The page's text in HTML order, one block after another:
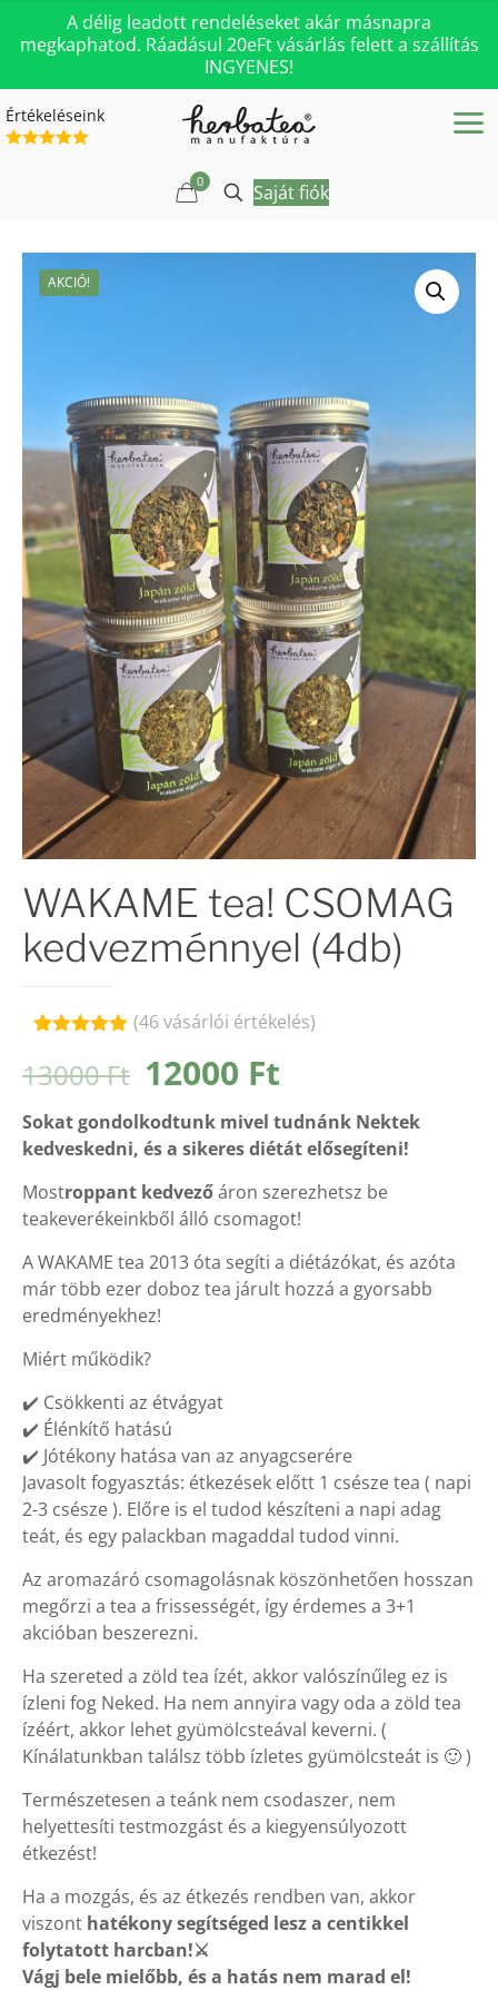
A délig leadott rendeléseket akár másnapra
megkaphatod. Ráadásul 20eFt vásárlás felett a szállítás
INGYENES!
Értékeléseink
0 Saját fiók
AKCIÓ!
WAKAME tea! CSOMAG
kedvezménnyel (4db)
4.93az 5-
ből,
alapján
(46vásárlói értékelés)
13000Ft Original
price
was:
13000 Ft.
12000 Ft
price
is:
12000 Ft.
Sokat gondolkodtunk mivel tudnánk Nektek
kedveskedni, és a sikeres diétát elősegíteni!
Mostroppant kedvezőáron szerezhetsz be
teakeverékeinkből álló csomagot!
A WAKAME tea 2013 óta segíti a diétázókat, és azóta
már több ezer doboz tea járult hozzá a gyorsabb
eredményekhez!
Miért működik?
✔️ Csökkenti az étvágyat
✔️ Élénkítő hatású
✔️ ️Jótékony hatása van az anyagcserére
Javasolt fogyasztás: étkezések előtt 1 csésze tea ( napi
2-3 csésze ). Előre is el tudod készíteni a napi adag
teát, és egy palackban magaddal tudod vinni.
Az aromazáró csomagolásnak köszönhetően hosszan
megőrzi a tea a frissességét, így érdemes a 3+1
akcióban beszerezni.
Ha szereted a zöld tea ízét, akkor valószínűleg ez is
ízleni fog Neked. Ha nem annyira vagy oda a zöld tea
ízéért, akkor lehet gyümölcsteával keverni. (
Kínálatunkban találsz több ízletes gyümölcsteát is 🙂 )
Természetesen a teánk nem csodaszer, nem
helyettesíti testmozgást és a kiegyensúlyozott
étkezést!
Ha a mozgás, és az étkezés rendben van, akkor
viszont hatékony segítséged lesz a centikkel
folytatott harcban!⚔️
Vágj bele mielőbb, és a hatás nem marad el!